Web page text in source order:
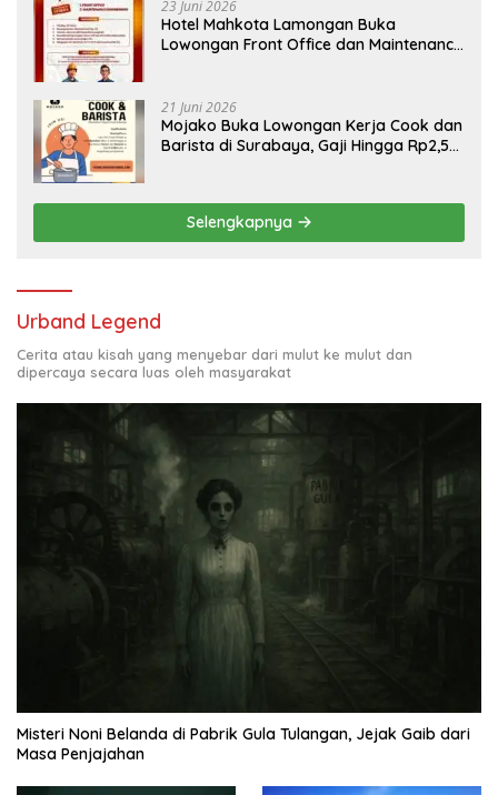
23 Juni 2026
Hotel Mahkota Lamongan Buka
Lowongan Front Office dan Maintenance
21 Juni 2026
Mojako Buka Lowongan Kerja Cook dan
Barista di Surabaya, Gaji Hingga Rp2,5
Selengkapnya
Urband Legend
Cerita atau kisah yang menyebar dari mulut ke mulut dan
dipercaya secara luas oleh masyarakat
Misteri Noni Belanda di Pabrik Gula Tulangan, Jejak Gaib dari
Masa Penjajahan